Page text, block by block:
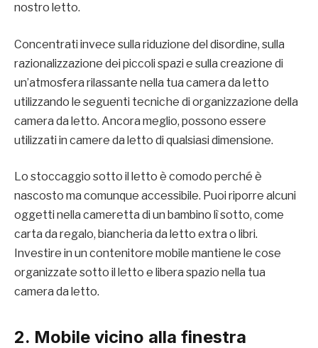
nostro letto.
Concentrati invece sulla riduzione del disordine, sulla
razionalizzazione dei piccoli spazi e sulla creazione di
un’atmosfera rilassante nella tua camera da letto
utilizzando le seguenti tecniche di organizzazione della
camera da letto. Ancora meglio, possono essere
utilizzati in camere da letto di qualsiasi dimensione.
Lo stoccaggio sotto il letto è comodo perché è
nascosto ma comunque accessibile. Puoi riporre alcuni
oggetti nella cameretta di un bambino lì sotto, come
carta da regalo, biancheria da letto extra o libri.
Investire in un contenitore mobile mantiene le cose
organizzate sotto il letto e libera spazio nella tua
camera da letto.
2. Mobile vicino alla finestra